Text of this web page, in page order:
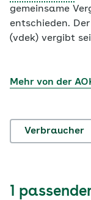
gemeinsame
entschieden.
(vdek) vergibt
Mehr von der
Verbraucher
1